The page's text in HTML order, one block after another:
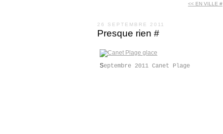
<< EN VILLE #
26 SEPTEMBRE 2011
Presque rien #
Septembre 2011 Canet Plage